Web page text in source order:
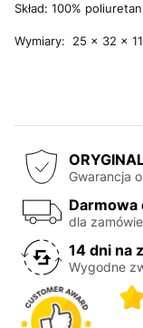
Skład: 100% poliuretan
Wymiary: 25 x 32 x
Gwarancja
Darmowa
dla
14 dni na
Wygodne